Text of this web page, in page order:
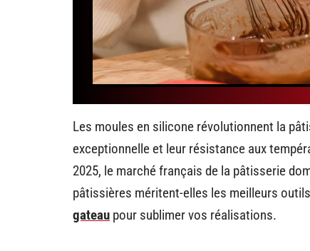
Les moules en silicone révolutionnent la
exceptionnelle et leur résistance aux
2025, le marché français de la pâtisserie
pâtissières méritent-elles les meilleurs
gateau pour sublimer vos réalisations.